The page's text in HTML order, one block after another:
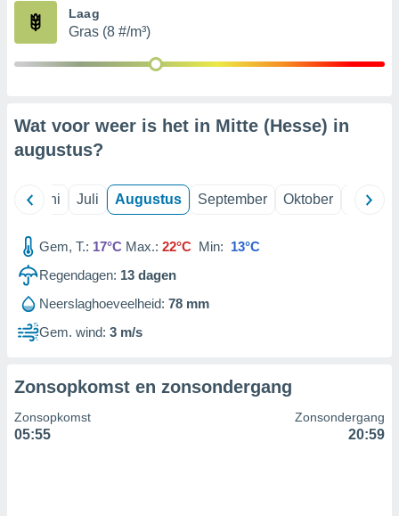
partners
Laag
Gras (8 #/m³)
Wat voor weer is het in Mitte (Hesse) in
augustus?
Juni Juli Augustus September Oktober
Gem, T.: 17°C Max.: 22°C Min: 13°C
Regendagen: 13 dagen
Neerslaghoeveelheid: 78 mm
Gem. wind: 3 m/s
Zonsopkomst en zonsondergang
Zonsopkomst
05:55
Zonsondergang
20:59